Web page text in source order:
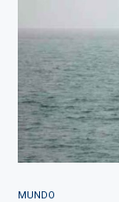
MUNDO